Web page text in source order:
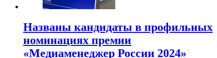
Названы кандидаты в профильных
номинациях премии
«Медиаменеджер России 2024»